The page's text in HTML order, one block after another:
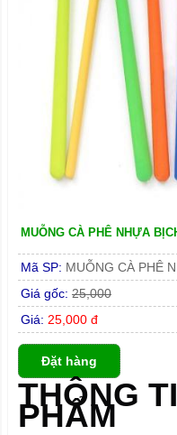
MUỖNG CÀ PHÊ NHỰA
Mã SP: MUỖNG CÀ PHÊ
Giá gốc: 25,000
Giá: 25,000 đ
Đặt hàng
THÔNG
PHẨM